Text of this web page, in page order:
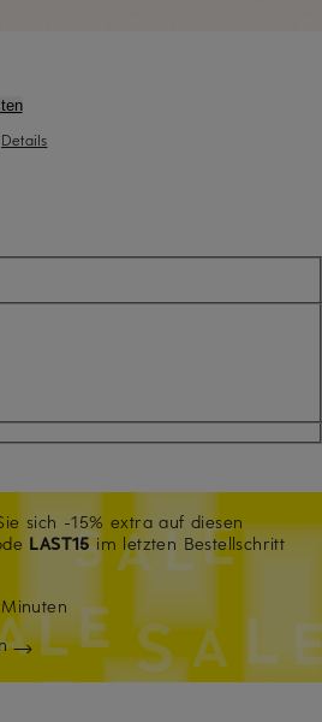
Details
sich -15% extra auf diesen
LAST15im letzten Bestellschritt
Minuten